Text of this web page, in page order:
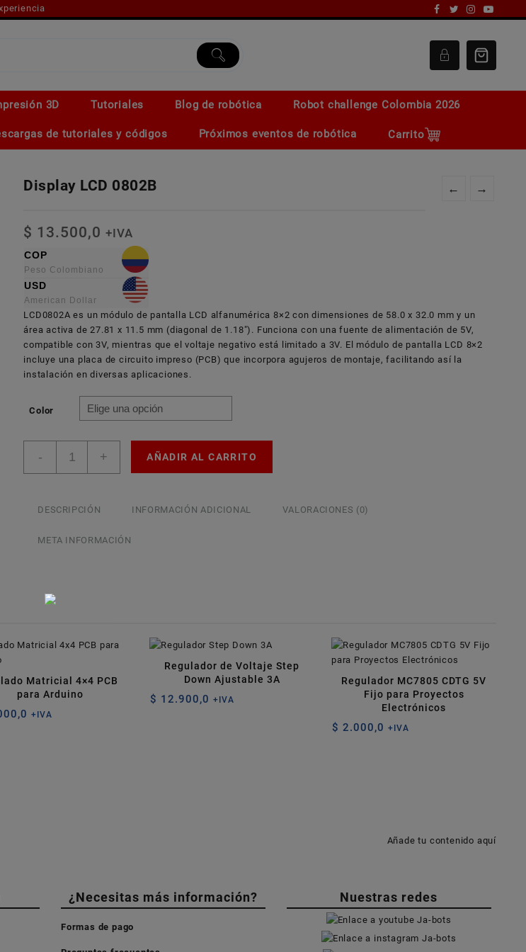
3D Tutoriales Blog de robótica Robot challenge Colombia 2026
de tutoriales y códigos Próximos eventos de robótica Carrito
← →
Display LCD 0802B
$ 13.500,0 +IVA
COP
Peso Colombiano
USD
American Dollar
La pantalla
LCD0802A es un módulo de pantalla LCD alfanumérica 8×2 con dimensiones de 58.0 x 32.0 mm y un
área activa de 27.81 x 11.5 mm (diagonal de 1.18″). Funciona con una fuente de alimentación de 5V,
compatible con 3V, mientras que el voltaje negativo está limitado a 3V. El módulo de pantalla LCD 8×2
incluye una placa de circuito impreso (PCB) que incorpora agujeros de montaje, facilitando así la
instalación en diversas aplicaciones.
Color
-
LCD
+ AÑADIR AL CARRITO
DESCRIPCIÓN INFORMACIÓN ADICIONAL VALORACIONES (0)
META INFORMACIÓN
Matricial 4×4 PCB
para Arduino
+IVA
Regulador de Voltaje Step
Down Ajustable 3A
$ 12.900,0 +IVA
Regulador MC7805 CDTG 5V
Fijo para Proyectos
Electrónicos
$ 2.000,0 +IVA
Añade tu contenido aquí
¿Necesitas más información?
Formas de pago
Nuestras redes